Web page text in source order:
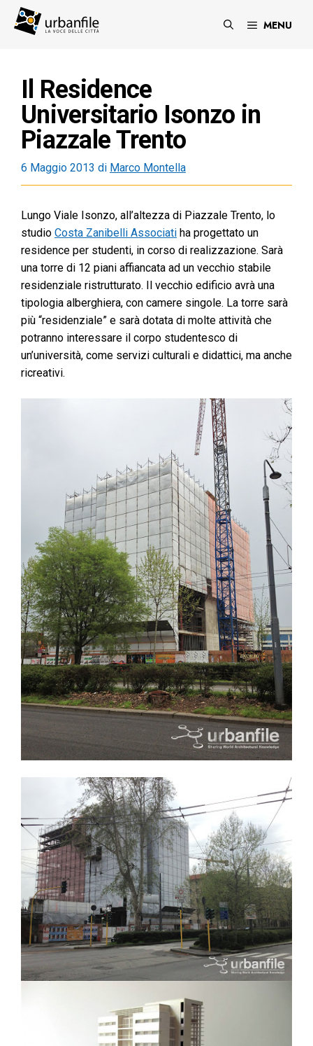
MENU
Il Residence
Universitario Isonzo in
Piazzale Trento
6 Maggio 2013 di Marco Montella
Lungo Viale Isonzo, all’altezza di Piazzale Trento, lo
studio Costa Zanibelli Associati ha progettato un
residence per studenti, in corso di realizzazione. Sarà
una torre di 12 piani affiancata ad un vecchio stabile
residenziale ristrutturato. Il vecchio edificio avrà una
tipologia alberghiera, con camere singole. La torre sarà
più “residenziale” e sarà dotata di molte attività che
potranno interessare il corpo studentesco di
un’università, come servizi culturali e didattici, ma anche
ricreativi.